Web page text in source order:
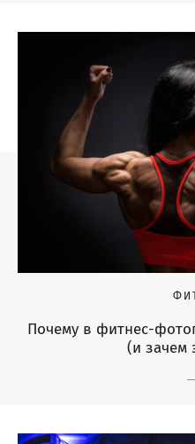
Почему в фитнес-
(и зачем